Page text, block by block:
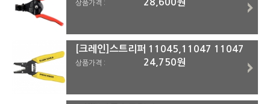
상품가격 : 28,600원
[크레인]스트리퍼 11045,11047 11047
상품가격 : 24,750원